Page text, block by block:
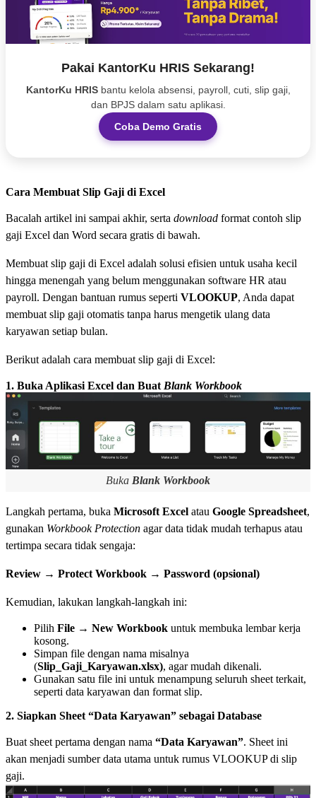
Pakai KantorKu HRIS Sekarang!
KantorKu HRISbantu kelola absensi, payroll, cuti, slip gaji,
dan BPJS dalam satu aplikasi.
Coba Demo Gratis
Cara Membuat Slip Gaji di Excel
Bacalah artikel ini sampai akhir, serta download format contoh slip
gaji Excel dan Word secara gratis di bawah.
Membuat slip gaji di Excel adalah solusi efisien untuk usaha kecil
hingga menengah yang belum menggunakan software HR atau
payroll. Dengan bantuan rumus seperti VLOOKUP, Anda dapat
membuat slip gaji otomatis tanpa harus mengetik ulang data
karyawan setiap bulan.
Berikut adalah cara membuat slip gaji di Excel:
1. Buka Aplikasi Excel dan Buat Blank Workbook
Buka Blank Workbook
Langkah pertama, buka Microsoft Excel atau Google Spreadsheet,
gunakan Workbook Protection agar data tidak mudah terhapus atau
tertimpa secara tidak sengaja:
Review → Protect Workbook → Password (opsional)
Kemudian, lakukan langkah-langkah ini:
Pilih File → New Workbook untuk membuka lembar kerja
kosong.
Simpan file dengan nama misalnya
(Slip_Gaji_Karyawan.xlsx), agar mudah dikenali.
Gunakan satu file ini untuk menampung seluruh sheet terkait,
seperti data karyawan dan format slip.
2. Siapkan Sheet “Data Karyawan” sebagai Database
Buat sheet pertama dengan nama “Data Karyawan”. Sheet ini
akan menjadi sumber data utama untuk rumus VLOOKUP di slip
gaji.